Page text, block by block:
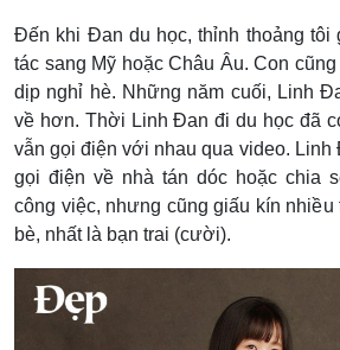
Đến khi Đan du học, thỉnh thoảng tôi
tác sang Mỹ hoặc Châu Âu. Con
dịp nghỉ hè. Những năm cuối, Linh
về hơn. Thời Linh Đan đi du học đã
vẫn gọi điện với nhau qua video. Linh
gọi điện về nhà tán dóc hoặc chia
công việc, nhưng cũng giấu kín nhiều
bè, nhất là bạn trai (cười).